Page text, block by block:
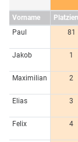
Vorname
Paul
81
Jakob
1
Maximilian
2
Elias
3
Felix
4